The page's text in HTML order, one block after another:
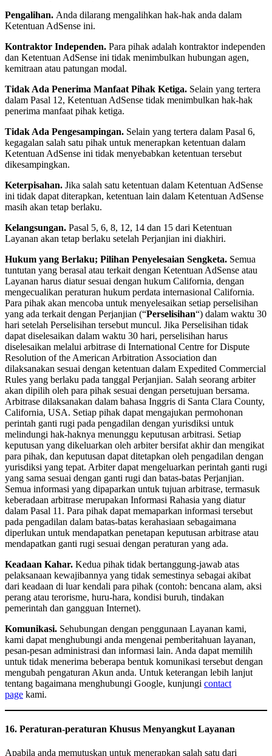
Pengalihan. Anda dilarang mengalihkan hak-hak anda dalam
Ketentuan AdSense ini.
Kontraktor Independen. Para pihak adalah kontraktor independen
dan Ketentuan AdSense ini tidak menimbulkan hubungan agen,
kemitraan atau patungan modal.
Tidak Ada Penerima Manfaat Pihak Ketiga. Selain yang tertera
dalam Pasal 12, Ketentuan AdSense tidak menimbulkan hak-hak
penerima manfaat pihak ketiga.
Tidak Ada Pengesampingan. Selain yang tertera dalam Pasal 6,
kegagalan salah satu pihak untuk menerapkan ketentuan dalam
Ketentuan AdSense ini tidak menyebabkan ketentuan tersebut
dikesampingkan.
Keterpisahan. Jika salah satu ketentuan dalam Ketentuan AdSense
ini tidak dapat diterapkan, ketentuan lain dalam Ketentuan AdSense
masih akan tetap berlaku.
Kelangsungan. Pasal 5, 6, 8, 12, 14 dan 15 dari Ketentuan
Layanan akan tetap berlaku setelah Perjanjian ini diakhiri.
Hukum yang Berlaku; Pilihan Penyelesaian Sengketa. Semua
tuntutan yang berasal atau terkait dengan Ketentuan AdSense atau
Layanan harus diatur sesuai dengan hukum California, dengan
mengecualikan peraturan hukum perdata internasional California.
Para pihak akan mencoba untuk menyelesaikan setiap perselisihan
yang ada terkait dengan Perjanjian (“Perselisihan“) dalam waktu 30
hari setelah Perselisihan tersebut muncul. Jika Perselisihan tidak
dapat diselesaikan dalam waktu 30 hari, perselisihan harus
diselesaikan melalui arbitrase di International Centre for Dispute
Resolution of the American Arbitration Association dan
dilaksanakan sesuai dengan ketentuan dalam Expedited Commercial
Rules yang berlaku pada tanggal Perjanjian. Salah seorang arbiter
akan dipilih oleh para pihak sesuai dengan persetujuan bersama.
Arbitrase dilaksanakan dalam bahasa Inggris di Santa Clara County,
California, USA. Setiap pihak dapat mengajukan permohonan
perintah ganti rugi pada pengadilan dengan yurisdiksi untuk
melindungi hak-haknya menunggu keputusan arbitrasi. Setiap
keputusan yang dikeluarkan oleh arbiter bersifat akhir dan mengikat
para pihak, dan keputusan dapat ditetapkan oleh pengadilan dengan
yurisdiksi yang tepat. Arbiter dapat mengeluarkan perintah ganti rugi
yang sama sesuai dengan ganti rugi dan batas-batas Perjanjian.
Semua informasi yang dipaparkan untuk tujuan arbitrase, termasuk
keberadaan arbitrase merupakan Informasi Rahasia yang diatur
dalam Pasal 11. Para pihak dapat memaparkan informasi tersebut
pada pengadilan dalam batas-batas kerahasiaan sebagaimana
diperlukan untuk mendapatkan penetapan keputusan arbitrase atau
mendapatkan ganti rugi sesuai dengan peraturan yang ada.
Keadaan Kahar. Kedua pihak tidak bertanggung-jawab atas
pelaksanaan kewajibannya yang tidak semestinya sebagai akibat
dari keadaan di luar kendali para pihak (contoh: bencana alam, aksi
perang atau terorisme, huru-hara, kondisi buruh, tindakan
pemerintah dan gangguan Internet).
Komunikasi. Sehubungan dengan penggunaan Layanan kami,
kami dapat menghubungi anda mengenai pemberitahuan layanan,
pesan-pesan administrasi dan informasi lain. Anda dapat memilih
untuk tidak menerima beberapa bentuk komunikasi tersebut dengan
mengubah pengaturan Akun anda. Untuk keterangan lebih lanjut
tentang bagaimana menghubungi Google, kunjungi contact
page kami.
16. Peraturan-peraturan Khusus Menyangkut Layanan
Apabila anda memutuskan untuk menerapkan salah satu dari